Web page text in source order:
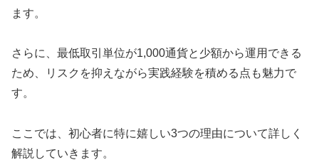
ます。
さらに、最低取引単位が1,000通貨と少額から運用できる
ため、リスクを抑えながら実践経験を積める点も魅力で
す。
ここでは、初心者に特に嬉しい3つの理由について詳しく
解説していきます。